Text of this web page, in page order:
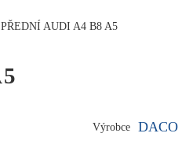
AUDI A4 B8 A5
Výrobce DACO